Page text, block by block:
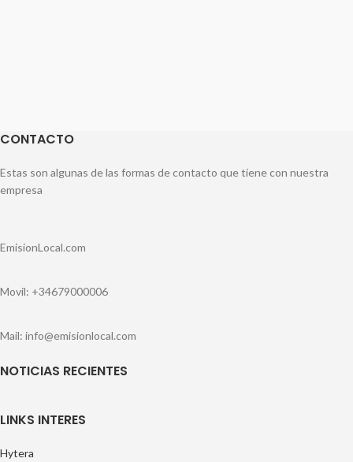
CONTACTO
Estas son algunas de las formas de contacto que tiene con nuestra
empresa
EmisionLocal.com
Movil: +34679000006
Mail: info@emisionlocal.com
NOTICIAS RECIENTES
LINKS INTERES
Hytera